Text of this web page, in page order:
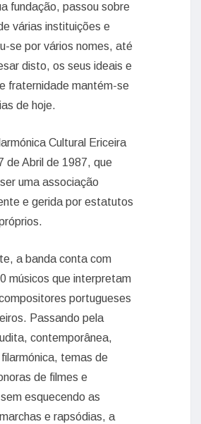
fundação, passou sobre
várias instituições e
se por vários nomes, até
disto, os seus ideais e
fraternidade mantém-se
de hoje.
Cultural Ericeira
de Abril de 1987, que
uma associação
e gerida por estatutos
a banda conta com
músicos que interpretam
portugueses
Passando pela
contemporânea,
temas de
de filmes e
esquecendo as
e rapsódias, a